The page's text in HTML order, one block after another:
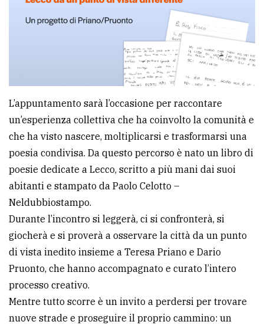
TESTATE
PRIVACY
Privacy
policy
Cookie
policy
L’appuntamento sarà l’occasione per raccontare
un’esperienza collettiva che ha coinvolto la comunità e
che ha visto nascere, moltiplicarsi e trasformarsi una
poesia condivisa. Da questo percorso è nato un libro di
poesie dedicate a Lecco, scritto a più mani dai suoi
abitanti e stampato da Paolo Celotto –
Neldubbiostampo.
Durante l’incontro si leggerà, ci si confronterà, si
giocherà e si proverà a osservare la città da un punto
di vista inedito insieme a Teresa Priano e Dario
Pruonto, che hanno accompagnato e curato l’intero
processo creativo.
Mentre tutto scorre è un invito a perdersi per trovare
nuove strade e proseguire il proprio cammino: un